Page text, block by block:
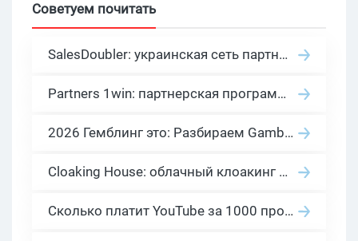
Советуем почитать
SalesDoubler: украинская сеть партнерских программ с оплатой за действие
Partners 1win: партнерская программа казино в нише гемблинг арбитраж
2026 Гемблинг это: Разбираем Gambling вертикаль, и все что связано с гемблинг и беттинг офферами
Cloaking House: облачный клоакинг для фильтрации ботов FB и Google Ads — гайд PHP-интеграции 2026
Сколько платит YouTube за 1000 просмотров в 2026: реальные цифры от 0.5 до 36 USD по ГЕО